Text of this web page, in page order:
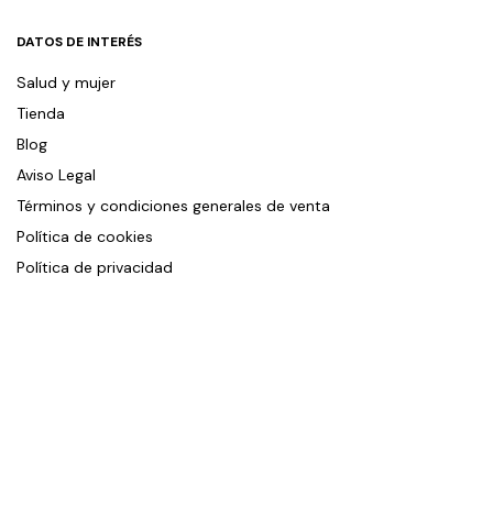
DATOS DE INTERÉS
Salud y mujer
Tienda
Blog
Aviso Legal
Términos y condiciones generales de venta
Política de cookies
Política de privacidad